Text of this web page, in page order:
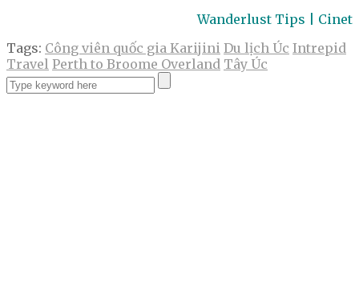
Wanderlust Tips | Cinet
Tags: Công viên quốc gia Karijini Du lịch Úc Intrepid
Travel Perth to Broome Overland Tây Úc